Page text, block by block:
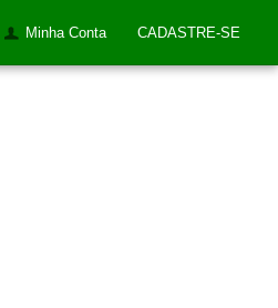
Minha Conta CADASTRE-SE